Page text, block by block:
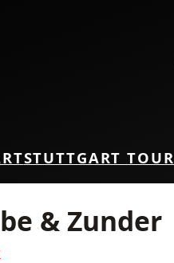
STUTTGART TOUR
& Zunder